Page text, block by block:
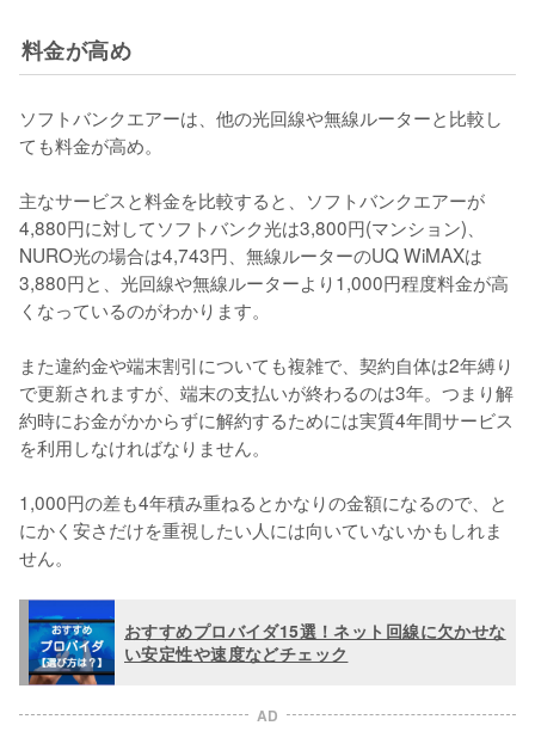
料金が高め
ソフトバンクエアーは、他の光回線や無線ルーターと比較し
ても料金が高め。
主なサービスと料金を比較すると、ソフトバンクエアーが
4,880円に対してソフトバンク光は3,800円(マンション)、
NURO光の場合は4,743円、無線ルーターのUQ WiMAXは
3,880円と、光回線や無線ルーターより1,000円程度料金が高
くなっているのがわかります。
また違約金や端末割引についても複雑で、契約自体は2年縛り
で更新されますが、端末の支払いが終わるのは3年。つまり解
約時にお金がかからずに解約するためには実質4年間サービス
を利用しなければなりません。
1,000円の差も4年積み重ねるとかなりの金額になるので、と
にかく安さだけを重視したい人には向いていないかもしれま
せん。
おすすめプロバイダ15選！ネット回線に欠かせな
い安定性や速度などチェック
AD